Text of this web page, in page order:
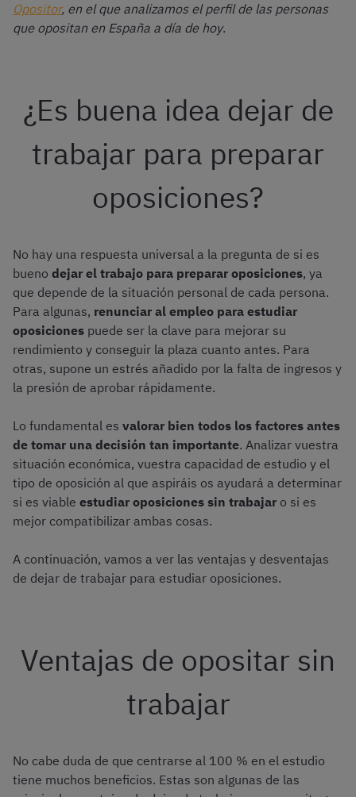
Opositor, en el que analizamos el perfil de las personas
que opositan en España a día de hoy.
¿Es buena idea dejar de
trabajar para preparar
oposiciones?
No hay una respuesta universal a la pregunta de si es
bueno dejar el trabajo para preparar oposiciones, ya
que depende de la situación personal de cada persona.
Para algunas, renunciar al empleo para estudiar
oposiciones puede ser la clave para mejorar su
rendimiento y conseguir la plaza cuanto antes. Para
otras, supone un estrés añadido por la falta de ingresos y
la presión de aprobar rápidamente.
Lo fundamental es valorar bien todos los factores antes
de tomar una decisión tan importante. Analizar vuestra
situación económica, vuestra capacidad de estudio y el
tipo de oposición al que aspiráis os ayudará a determinar
si es viable estudiar oposiciones sin trabajar o si es
mejor compatibilizar ambas cosas.
A continuación, vamos a ver las ventajas y desventajas
de dejar de trabajar para estudiar oposiciones.
Ventajas de opositar sin
trabajar
No cabe duda de que centrarse al 100 % en el estudio
tiene muchos beneficios. Estas son algunas de las